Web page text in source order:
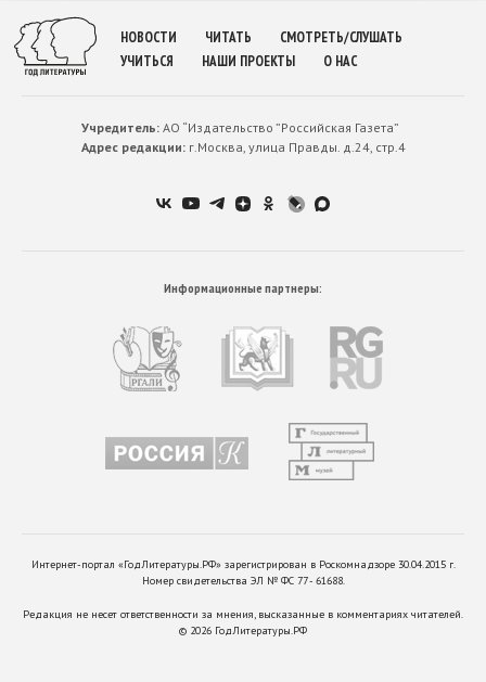
НОВОСТИ ЧИТАТЬ
СМОТРЕТЬ/СЛУШАТЬ
УЧИТЬСЯ
НАШИ ПРОЕКТЫ О НАС
Учредитель:АО “Издательство ”Российская Газета”
Адрес редакции:г.Москва, улица Правды. д.24, стр.4
Информационные партнеры:
Интернет-портал «ГодЛитературы.РФ» зарегистрирован в Роскомнадзоре 30.04.2015 г.
Номер свидетельства ЭЛ № ФС 77 - 61688.
Редакция не несет ответственности за мнения, высказанные в комментариях читателей.
© 2026 ГодЛитературы.РФ